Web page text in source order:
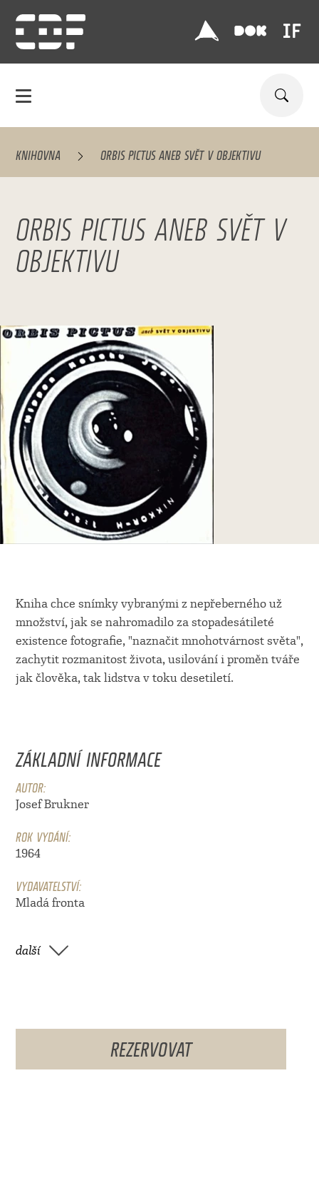
KNIHOVNA ORBIS PICTUS ANEB SVĚT V OBJEKTIVU
ORBIS PICTUS ANEB SVĚT V
OBJEKTIVU
Kniha chce snímky vybranými z nepřeberného už
množství, jak se nahromadilo za stopadesátileté
existence fotografie, "naznačit mnohotvárnost světa",
zachytit rozmanitost života, usilování i proměn tváře
jak člověka, tak lidstva v toku desetiletí.
ZÁKLADNÍ INFORMACE
AUTOR:
Josef Brukner
ROK VYDÁNÍ:
1964
VYDAVATELSTVÍ:
Mladá fronta
další
REZERVOVAT